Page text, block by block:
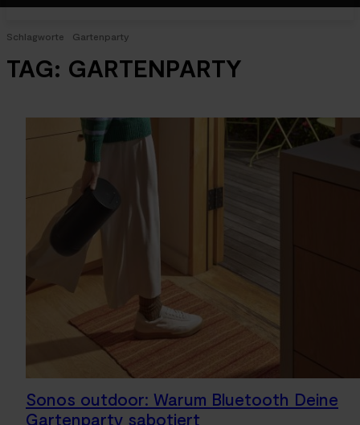
Schlagworte Gartenparty
TAG: GARTENPARTY
Sonos outdoor: Warum Bluetooth Deine
Gartenparty sabotiert